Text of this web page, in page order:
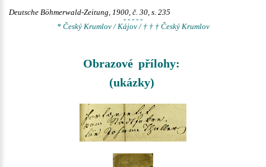
Deutsche Böhmerwald-Zeitung, 1900, č. 30, s. 235
- - - - -
* Český Krumlov / Kájov / † † † Český Krumlov
Obrazové přílohy:
(ukázky)